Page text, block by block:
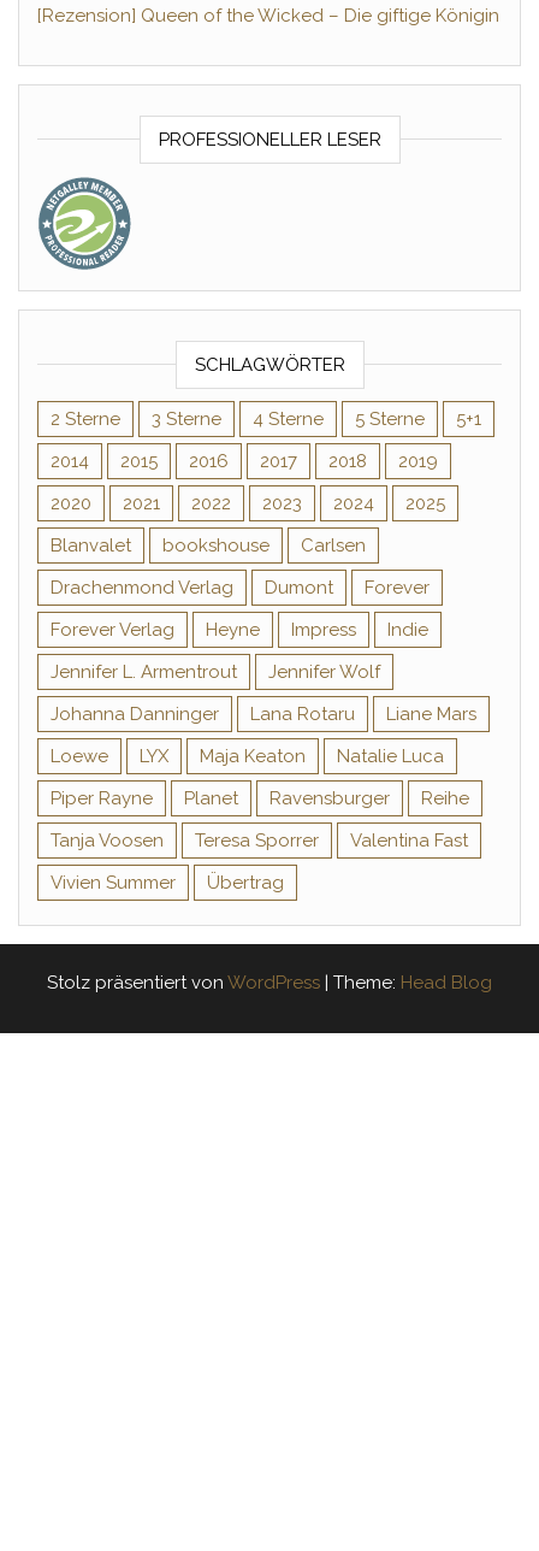
[Rezension] Queen of the Wicked – Die giftige Königin
PROFESSIONELLER LESER
SCHLAGWÖRTER
2 Sterne 3 Sterne 4 Sterne 5 Sterne
5+1
2014
2015 2016 2017 2018
2019
2020
2021 2022 2023 2024
2025
Blanvalet
bookshouse
Carlsen
Drachenmond Verlag
Dumont
Forever
Forever Verlag
Heyne Impress
Indie
Jennifer L. Armentrout
Jennifer Wolf
Johanna Danninger
Lana Rotaru
Liane Mars
Loewe
LYX Maja Keaton
Natalie Luca
Piper Rayne
Planet Ravensburger
Reihe
Tanja Voosen
Teresa Sporrer
Valentina Fast
Vivien Summer
Übertrag
Stolz präsentiert von WordPress | Theme: Head Blog